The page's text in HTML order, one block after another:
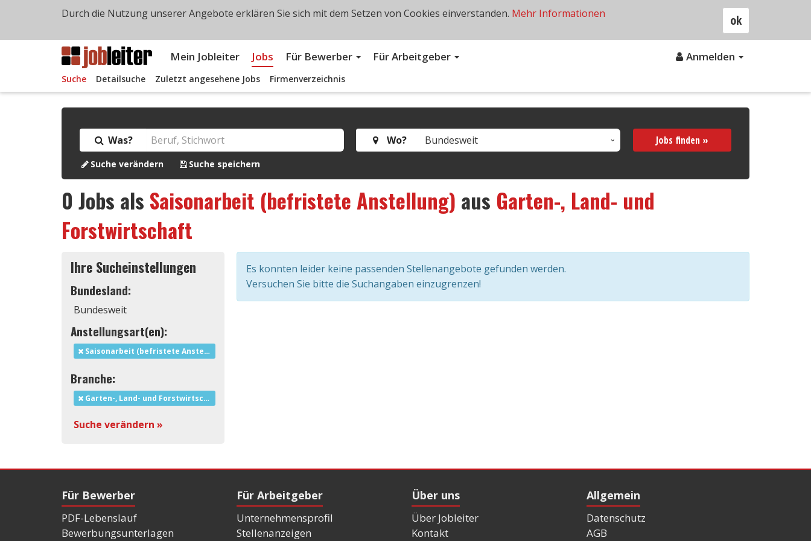
Mein Jobleiter Jobs Für Bewerber Für Arbeitgeber Anmelden
Suche Detailsuche Zuletzt angesehene Jobs Firmenverzeichnis
Was? Wo? Jobs finden »
Suche verändern Suche speichern
0 Jobs als Saisonarbeit (befristete Anstellung) aus Garten-, Land- und
Forstwirtschaft
Ihre Sucheinstellungen
Bundesland:
Bundesweit
Anstellungsart(en):
Saisonarbeit (befristete Anstellung)
Branche:
Garten-, Land- und Forstwirtschaft
Suche verändern »
Es konnten leider keine passenden Stellenangebote gefunden werden.
Versuchen Sie bitte die Suchangaben einzugrenzen!
Für Bewerber
PDF-Lebenslauf
Bewerbungsunterlagen
Für Arbeitgeber
Unternehmensprofil
Stellenanzeigen
Über uns
Über Jobleiter
Kontakt
Allgemein
Datenschutz
AGB
ok
Durch die Nutzung unserer Angebote erklären Sie sich mit dem Setzen von Cookies einverstanden. Mehr Informationen